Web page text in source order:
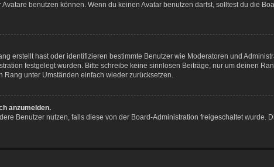
benutzen können. Wenn du keinen Avatar benutzen darfst, solltest du die
erstellt hast oder identifizieren bestimmte Benutzer wie Moderatoren und
festgelegt wurden. Bitte schreibe keine sinnlosen Beiträge, nur um deinen
Rang unter Umständen einfach wieder zurücksetzen.
anzumelden.
Benutzer nutzen, falls diese von der Board-Administration freigeschaltet wurde.